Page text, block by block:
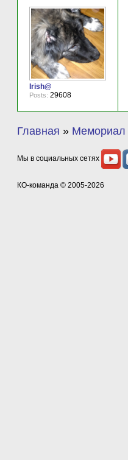
Irish@
Posts: 29608
Главная » Мемориал
Мы в социальных сетях
КО-команда © 2005-2026